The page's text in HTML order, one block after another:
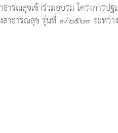
ารณสุขเข้าร่วมอบรม โครงการป
งสาธารณสุข รุ่นที่ ๓/๒๕๖๓ ระ